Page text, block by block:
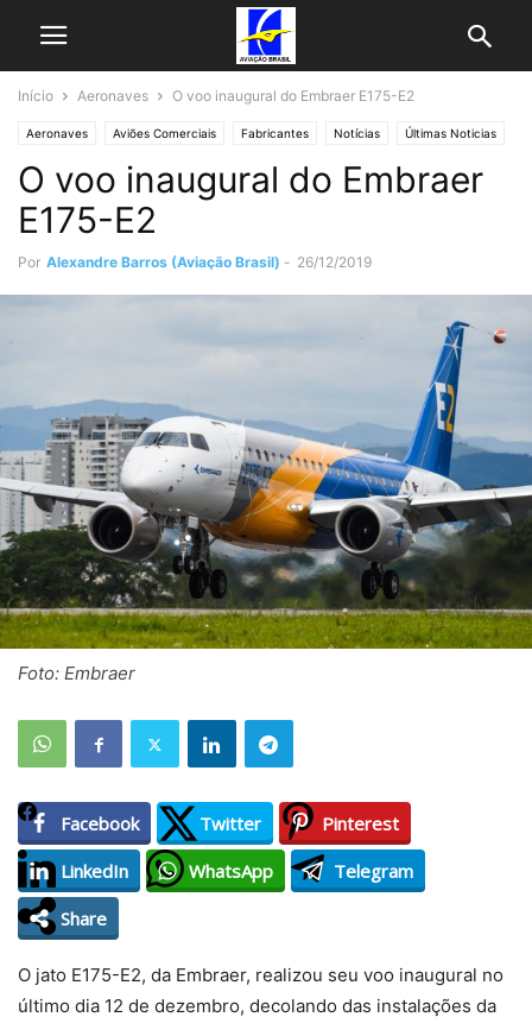
Início Aeronaves O voo inaugural do Embraer E175-E2
Aeronaves Aviões Comerciais Fabricantes Notícias Últimas Noticias
O voo inaugural do Embraer
E175-E2
Por Alexandre Barros (Aviação Brasil) - 26/12/2019
Foto: Embraer
Facebook Twitter
Pinterest
LinkedIn
WhatsApp
Telegram
Share
O jato E175-E2, da Embraer, realizou seu voo inaugural no
último dia 12 de dezembro, decolando das instalações da